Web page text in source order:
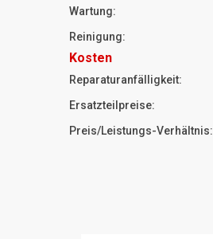
Wartung:
Reinigung:
Kosten
Reparaturanfälligkeit:
Ersatzteilpreise:
Preis/Leistungs-Verhältnis: